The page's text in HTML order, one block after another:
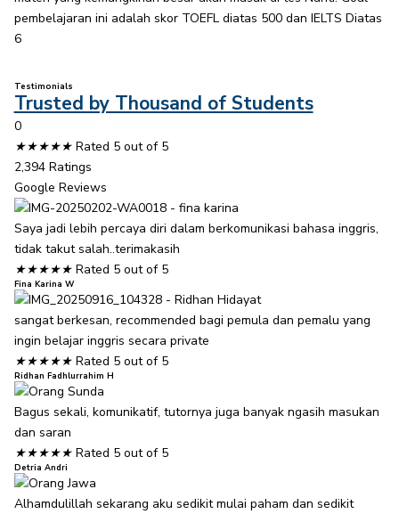
pembelajaran ini adalah skor TOEFL diatas 500 dan IELTS Diatas
6
Testimonials
Trusted by Thousand of Students
0
★★★★★ Rated 5 out of 5
2,394 Ratings
Google Reviews
Saya jadi lebih percaya diri dalam berkomunikasi bahasa inggris,
tidak takut salah..terimakasih
★★★★★ Rated 5 out of 5
Fina Karina W
sangat berkesan, recommended bagi pemula dan pemalu yang
ingin belajar inggris secara private
★★★★★ Rated 5 out of 5
Ridhan Fadhlurrahim H
Bagus sekali, komunikatif, tutornya juga banyak ngasih masukan
dan saran
★★★★★ Rated 5 out of 5
Detria Andri
Alhamdulillah sekarang aku sedikit mulai paham dan sedikit